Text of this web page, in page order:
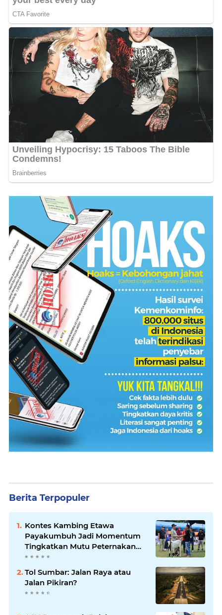
Berita Terpopuler
Kontes Kambing Etawa
Payakumbuh Jadi Momentum
Tingkatkan Mutu Peternakan
Lokal
Tol Sumbar: Jalan Raya atau
Jalan Pikiran?